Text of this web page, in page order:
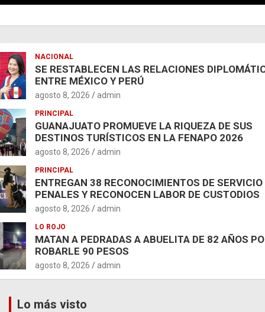
NACIONAL
SE RESTABLECEN LAS RELACIONES
ENTRE MÉXICO Y PERÚ
agosto 8, 2026 admin
PRINCIPAL
GUANAJUATO PROMUEVE LA RIQUEZA DE SUS
DESTINOS TURÍSTICOS EN LA FENAPO 2026
agosto 8, 2026 admin
PRINCIPAL
ENTREGAN 38 RECONOCIMIENTOS DE SERVICIO
PENALES Y RECONOCEN LABOR DE CUSTODIOS
agosto 8, 2026 admin
LO ROJO
MATAN A PEDRADAS A ABUELITA DE 82 AÑOS
ROBARLE 90 PESOS
agosto 8, 2026 admin
Lo más visto